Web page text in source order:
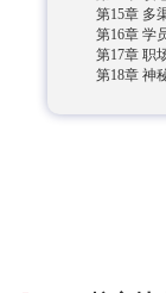
第17章 职
第18章 神